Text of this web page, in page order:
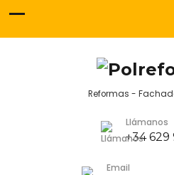
Reformas -
Llámanos
+34 629
Email